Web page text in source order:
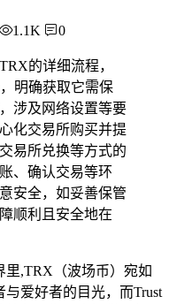
1.1K 0
的详细流程，
明确获取它需保
涉及网络设置等要
化交易所购买并提
易所兑换等方式的
、确认交易等环
安全，如妥善保管
顺利且安全地在
,TRX（波场币）宛如
爱好者的目光，而Trust